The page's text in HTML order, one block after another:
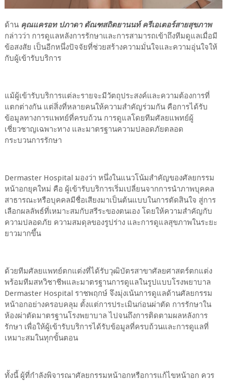
ด้าน คุณแครอท ปภาดา ตัณฑสถิตยานนท์ ครีเอเตอร์สายสุขภาพ
กล่าวว่า การดูแลหลังการรักษาและการสามารถเข้าถึงทีมดูแลเมื่อมี
ข้อสงสัย เป็นอีกหนึ่งปัจจัยที่ช่วยสร้างความมั่นใจและความอุ่นใจให้
กับผู้เข้ารับบริการ
แม้ผู้เข้ารับบริการแต่ละรายจะมีวัตถุประสงค์และความต้องการที่
แตกต่างกัน แต่สิ่งที่หลายคนให้ความสำคัญร่วมกัน คือการได้รับ
ข้อมูลทางการแพทย์ที่ครบถ้วน การดูแลโดยทีมศัลยแพทย์ผู้
เชี่ยวชาญเฉพาะทาง และมาตรฐานความปลอดภัยตลอด
กระบวนการรักษา
Dermaster Hospital มองว่า หนึ่งในแนวโน้มสำคัญของศัลยกรรม
หน้าอกยุคใหม่ คือ ผู้เข้ารับบริการเริ่มเปลี่ยนจากการนำภาพบุคคล
สาธารณะหรือบุคคลมีชื่อเสียงมาเป็นต้นแบบในการตัดสินใจ สู่การ
เลือกผลลัพธ์ที่เหมาะสมกับสรีระของตนเอง โดยให้ความสำคัญกับ
ความปลอดภัย ความสมดุลของรูปร่าง และการดูแลสุขภาพในระยะ
ยาวมากขึ้น
ด้วยทีมศัลยแพทย์ตกแต่งที่ได้รับวุฒิบัตรสาขาศัลยศาสตร์ตกแต่ง
พร้อมทีมสหวิชาชีพและมาตรฐานการดูแลในรูปแบบโรงพยาบาล
Dermaster Hospital ราชพฤกษ์ จึงมุ่งเน้นการดูแลด้านศัลยกรรม
หน้าอกอย่างครอบคลุม ตั้งแต่การประเมินก่อนผ่าตัด การรักษาใน
ห้องผ่าตัดมาตรฐานโรงพยาบาล ไปจนถึงการติดตามผลหลังการ
รักษา เพื่อให้ผู้เข้ารับบริการได้รับข้อมูลที่ครบถ้วนและการดูแลที่
เหมาะสมในทุกขั้นตอน
ทั้งนี้ ผู้ที่กำลังพิจารณาศัลยกรรมหน้าอกหรือการแก้ไขหน้าอก ควร